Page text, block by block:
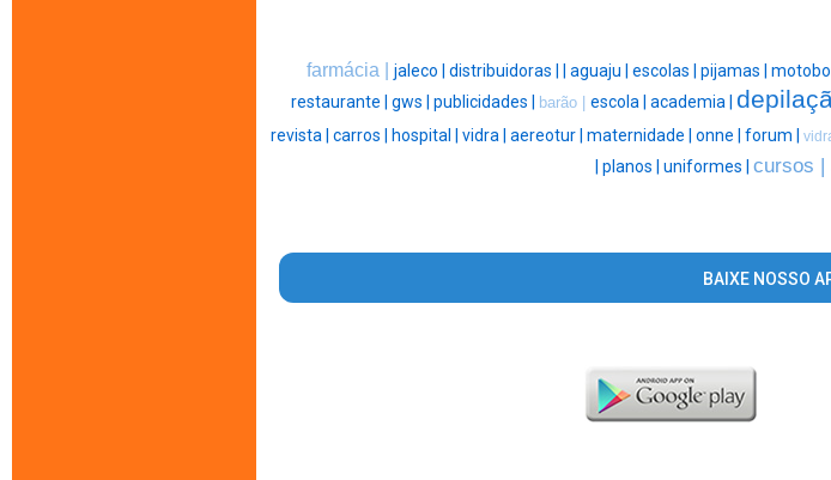
farmácia | jaleco | distribuidoras | aguaju | escolas | pijamas | motoboi
restaurante | gws | publicidades | barão | escola | academia |
revista | carros | hospital | vidra | aereotur | maternidade | onne | forum |
planos | uniformes | cursos |
BAIXE NOSSO